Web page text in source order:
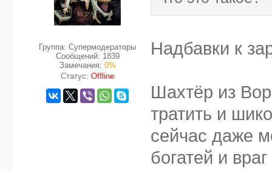
Группа: Супермодераторы
Сообщений: 1839
Замечания: 0%
Статус: Offline
Надбавки к
Шахтёр из
тратить и
сейчас даже
богатей и